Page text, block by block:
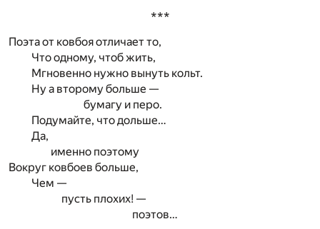
***
Поэта от ковбоя отличает то,
Что одному, чтоб жить,
Мгновенно нужно вынуть кольт.
Ну а второму больше —
бумагу и перо.
Подумайте, что дольше…
Да,
именно поэтому
Вокруг ковбоев больше,
Чем —
пусть плохих! —
поэтов…